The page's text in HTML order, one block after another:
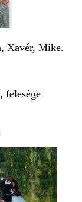
Xavér, Mike.
felesége